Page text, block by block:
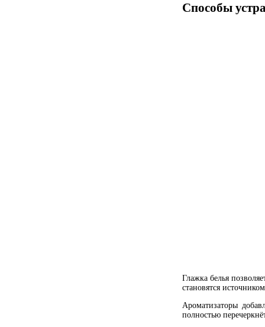
Способы
Глажка белья
становятся
Ароматизаторы
полностью